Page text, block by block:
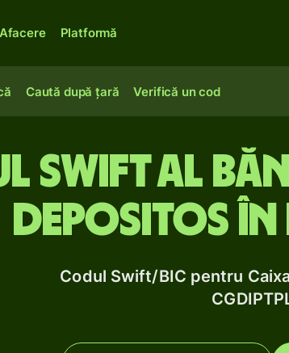
Afacere Platformă
Caută după țară Verifică un cod
Swift al
Depositos
Codul Swift/BIC pentru